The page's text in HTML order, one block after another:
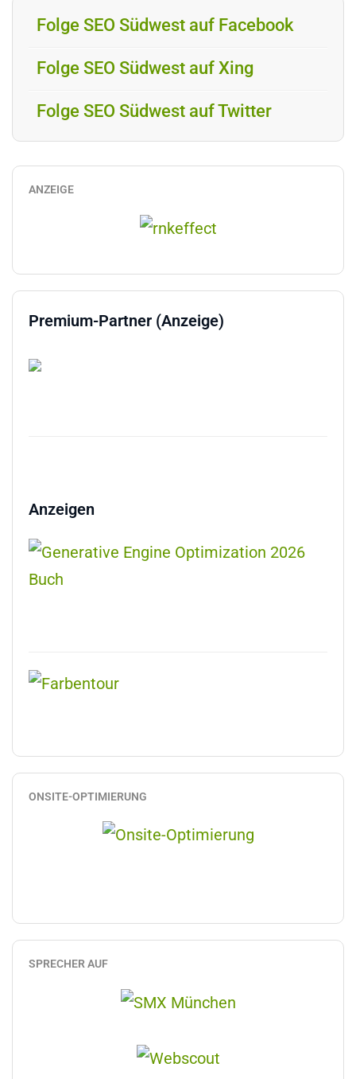
Folge SEO Südwest auf Facebook
Folge SEO Südwest auf Xing
Folge SEO Südwest auf Twitter
ANZEIGE
Premium-Partner (Anzeige)
Anzeigen
ONSITE-OPTIMIERUNG
SPRECHER AUF